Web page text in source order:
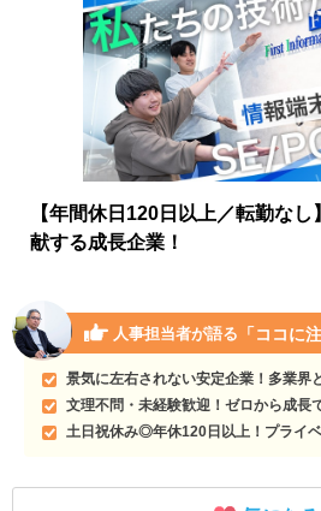
【年間休日120日以上／転勤な
献する成長企業！
人事担当者が語る 「ココに
景気に左右されない安定企業！多業界
文理不問・未経験歓迎！ゼロから成長
土日祝休み◎年休120日以上！プライ